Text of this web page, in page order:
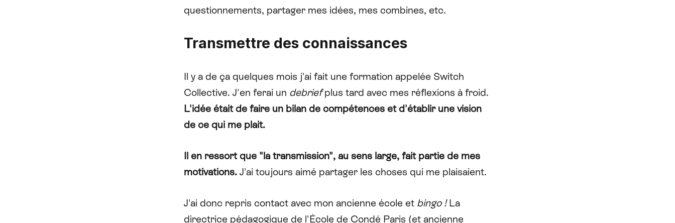
questionnements, partager mes idées, mes combines, etc.
Transmettre des connaissances
Il y a de ça quelques mois j'ai fait une formation appelée Switch
Collective. J'en ferai un debriefplus tard avec mes réflexions à froid.
L'idée était de faire un bilan de compétences et d'établir une vision
de ce qui me plait.
Il en ressort que "la transmission", au sens large, fait partie de mes
motivations.J'ai toujours aimé partager les choses qui me plaisaient.
J'ai donc repris contact avec mon ancienne école et bingo !La
directrice pédagogique de l'École de Condé Paris (et ancienne